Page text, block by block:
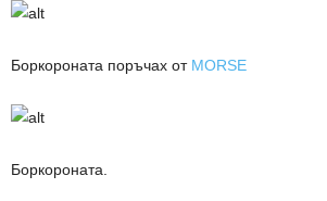
Боркороната поръчах от MORSE
Боркороната.